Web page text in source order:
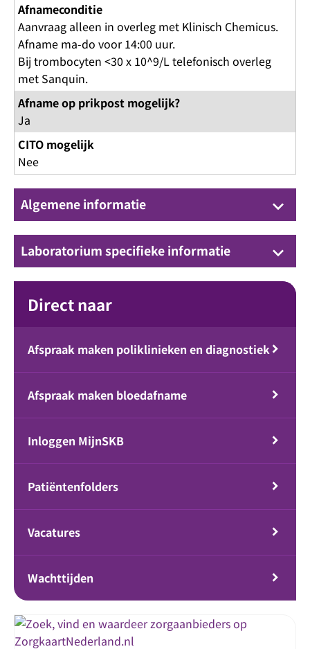
Afnameconditie
Aanvraag alleen in overleg met Klinisch Chemicus.
Afname ma-do voor 14:00 uur.
Bij trombocyten <30 x 10^9/L telefonisch overleg
met Sanquin.
Afname op prikpost mogelijk?
Ja
CITO mogelijk
Nee
Algemene informatie keyboard_arrow_down
Laboratorium specifieke informatie keyboard_arrow_down
Direct naar
Afspraak maken poliklinieken en diagnostiek
Afspraak maken bloedafname
Inloggen MijnSKB
Patiëntenfolders
Vacatures
Wachttijden